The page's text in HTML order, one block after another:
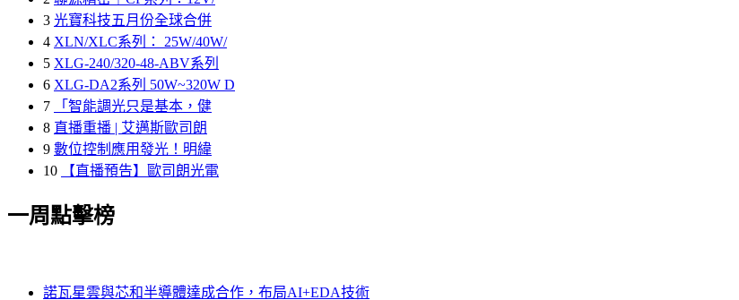
3 光寶科技五月份全球合併
4 XLN/XLC系列： 25W/40W/
5 XLG-240/320-48-ABV系列
6 XLG-DA2系列 50W~320W D
7
「智能調光只是基本，健
8 直播重播 | 艾邁斯歐司朗
9 數位控制應用發光！明緯
10
【直播預告】歐司朗光電
一周點擊榜
諾瓦星雲與芯和半導體達成合作，布局AI+EDA技術